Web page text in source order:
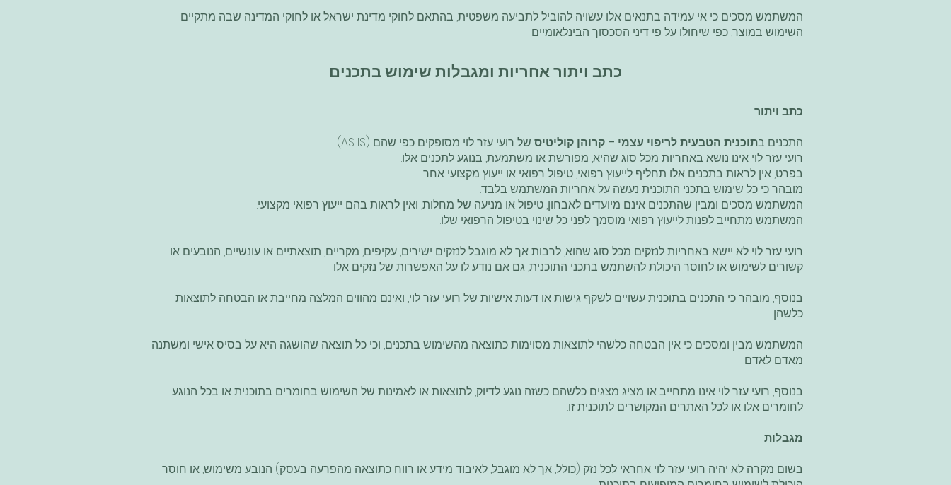
המשתמש מסכים כי אי עמידה בתנאים אלו עשויה להוביל לתביעה משפטית, בהתאם לחוקי מדינת ישראל או לחוקי המדינה שבה מתקיים
השימוש במוצר, כפי שיחולו על פי דיני הסכסוך הבינלאומיים.
כתב ויתור אחריות ומגבלות שימוש בתכנים
כתב ויתור
התכנים בתוכנית הטבעית לריפוי עצמי – קרוהן קוליטיס של רועי עזר לוי מסופקים כפי שהם (AS IS).
רועי עזר לוי אינו נושא באחריות מכל סוג שהיא, מפורשת או משתמעת, בנוגע לתכנים אלו.
בפרט, אין לראות בתכנים אלו תחליף לייעוץ רפואי, טיפול רפואי או ייעוץ מקצועי אחר.
מובהר כי כל שימוש בתכני התוכנית נעשה על אחריות המשתמש בלבד.
המשתמש מסכים ומבין שהתכנים אינם מיועדים לאבחון, טיפול או מניעה של מחלות, ואין לראות בהם ייעוץ רפואי מקצועי.
המשתמש מתחייב לפנות לייעוץ רפואי מוסמך לפני כל שינוי בטיפול הרפואי שלו.
רועי עזר לוי לא יישא באחריות לנזקים מכל סוג שהוא, לרבות אך לא מוגבל לנזקים ישירים, עקיפים, מקריים, תוצאתיים או עונשיים, הנובעים או
קשורים לשימוש או לחוסר היכולת להשתמש בתכני התוכנית, גם אם נודע לו על האפשרות של נזקים אלו.
בנוסף, מובהר כי התכנים בתוכנית עשויים לשקף גישות או דעות אישיות של רועי עזר לוי, ואינם מהווים המלצה מחייבת או הבטחה לתוצאות
כלשהן.
המשתמש מבין ומסכים כי אין הבטחה כלשהי לתוצאות מסוימות כתוצאה מהשימוש בתכנים, וכי כל תוצאה שהושגה היא על בסיס אישי ומשתנה
מאדם לאדם.
בנוסף, רועי עזר לוי אינו מתחייב או מציג מצגים כלשהם כשזה נוגע לדיוק, לתוצאות או לאמינות של השימוש בחומרים בתוכנית או בכל הנוגע
לחומרים אלו או לכל האתרים המקושרים לתוכנית זו.
מגבלות
בשום מקרה לא יהיה רועי עזר לוי אחראי לכל נזק (כולל, אך לא מוגבל, לאיבוד מידע או רווח כתוצאה מהפרעה בעסק) הנובע משימוש, או חוסר